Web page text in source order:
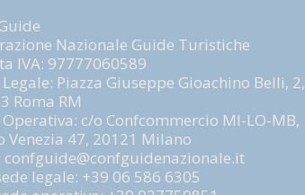
Nazionale Guide Turistiche
IVA: 97777060589
Legale: Piazza Giuseppe Gioachino Belli, 2,
Roma RM
Operativa: c/o Confcommercio MI-LO-MB,
Venezia 47, 20121 Milano
confguide@confguidenazionale.it
legale: +39 06 586 6305